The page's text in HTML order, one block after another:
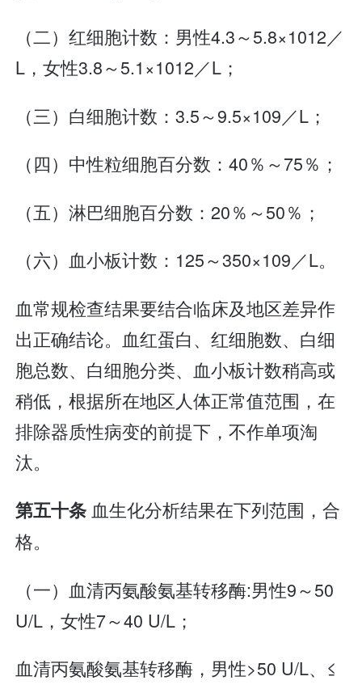
（二）红细胞计数：男性4.3～5.8×1012／
L，女性3.8～5.1×1012／L；
（三）白细胞计数：3.5～9.5×109／L；
（四）中性粒细胞百分数：40％～75％；
（五）淋巴细胞百分数：20％～50％；
（六）血小板计数：125～350×109／L。
血常规检查结果要结合临床及地区差异作
出正确结论。血红蛋白、红细胞数、白细
胞总数、白细胞分类、血小板计数稍高或
稍低，根据所在地区人体正常值范围，在
排除器质性病变的前提下，不作单项淘
汰。
第五十条血生化分析结果在下列范围，合
格。
（一）血清丙氨酸氨基转移酶:男性9～50
U/L，女性7～40 U/L；
血清丙氨酸氨基转移酶，男性>50 U/L、≤